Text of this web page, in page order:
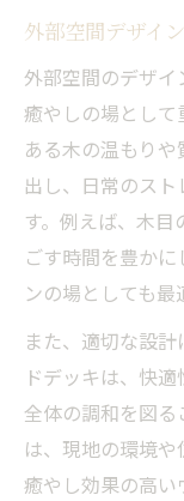
快適性
デザイン事
外部空
ウッド
ンニング
外部空
デザイ
ンス
空間デ
さの両立
外部空間デザイ
外部空間のデザ
癒やしの場として
ある木の温もり
出し、日常のス
す。例えば、木
ごす時間を豊か
ンの場としても最
また、適切な設
ドデッキは、快
全体の調和を図
は、現地の環境
癒やし効果の高い